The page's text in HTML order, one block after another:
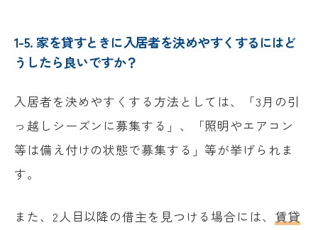
1-5. 家を貸すときに入居者を決めやすくするにはど
うしたら良いですか？
入居者を決めやすくする方法としては、「3月の引
っ越しシーズンに募集する」、「照明やエアコン
等は備え付けの状態で募集する」等が挙げられま
す。
また、2人目以降の借主を見つける場合には、 賃貸